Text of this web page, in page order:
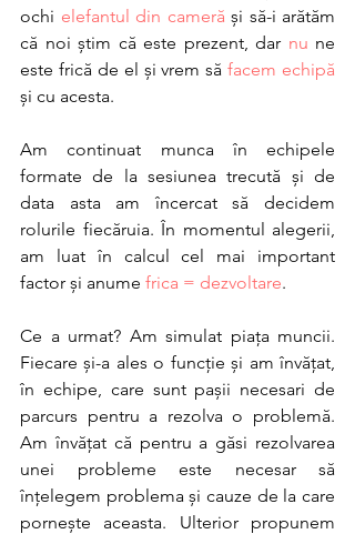
ochi elefantul din cameră și să-i arătăm
că noi știm că este prezent, dar nu ne
este frică de el și vrem să facem echipă
și cu acesta.
Am continuat munca în echipele
formate de la sesiunea trecută și de
data asta am încercat să decidem
rolurile fiecăruia. În momentul alegerii,
am luat în calcul cel mai important
factor și anume frica = dezvoltare.
Ce a urmat? Am simulat piața muncii.
Fiecare și-a ales o funcție și am învățat,
în echipe, care sunt pașii necesari de
parcurs pentru a rezolva o problemă.
Am învățat că pentru a găsi rezolvarea
unei probleme este necesar să
înțelegem problema și cauze de la care
pornește aceasta. Ulterior propunem